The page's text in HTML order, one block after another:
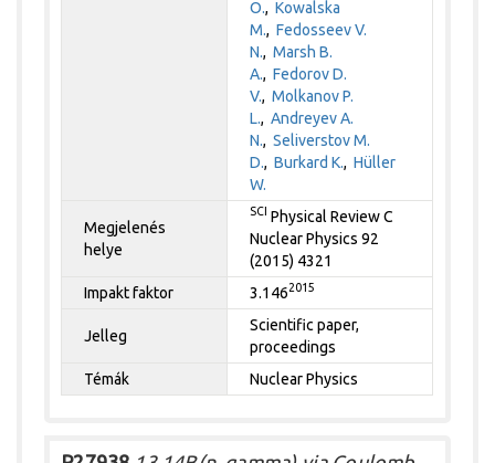
O.,Kowalska
M.,Fedosseev V.
N.,Marsh B.
A.,Fedorov D.
V.,Molkanov P.
L.,Andreyev A.
N.,Seliverstov M.
D.,Burkard K.,Hüller
W.
Megjelenés
helye
SCI Physical Review C
Nuclear Physics 92
(2015) 4321
Impakt faktor
3.1462015
Jelleg
Scientific paper,
proceedings
Témák
Nuclear Physics